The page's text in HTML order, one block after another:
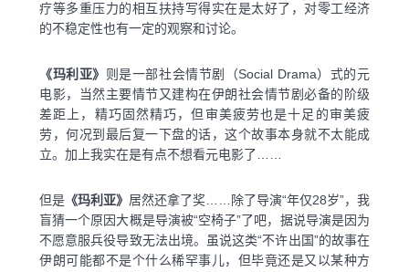
疗等多重压力的相互扶持写得实在是太好了，对零工经济
的不稳定性也有一定的观察和讨论。
《玛利亚》 则是一部社会情节剧（Social Drama）式的元
电影，当然主要情节又建构在伊朗社会情节剧必备的阶级
差距上，精巧固然精巧，但审美疲劳也是十足的审美疲
劳，何况到最后复一下盘的话，这个故事本身就不太能成
立。加上我实在是有点不想看元电影了……
但是 《玛利亚》 居然还拿了奖……除了导演“年仅28岁”，我
盲猜一个原因大概是导演被“空椅子”了吧，据说导演是因为
不愿意服兵役导致无法出境。虽说这类“不许出国”的故事在
伊朗可能都不是个什么稀罕事儿，但毕竟还是又以某种方